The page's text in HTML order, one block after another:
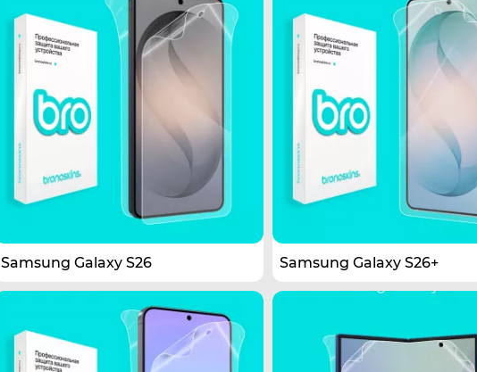
Samsung Galaxy S26 Samsung Galaxy S26+